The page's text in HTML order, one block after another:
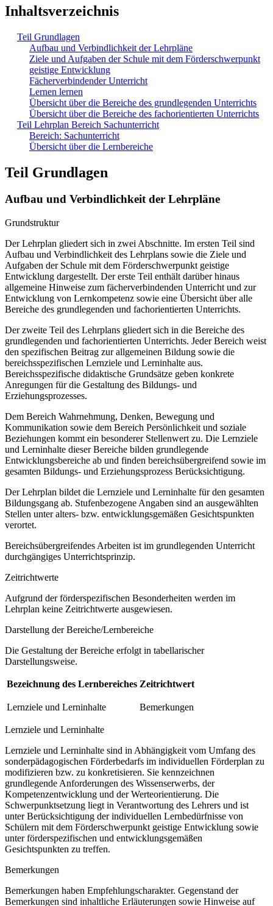
Inhaltsverzeichnis
Teil Grundlagen
Aufbau und Verbindlichkeit der Lehrpläne
Ziele und Aufgaben der Schule mit dem Förderschwerpunkt
geistige Entwicklung
Fächerverbindender Unterricht
Lernen lernen
Übersicht über die Bereiche des grundlegenden Unterrichts
Übersicht über die Bereiche des fachorientierten Unterrichts
Teil Lehrplan Bereich Sachunterricht
Bereich: Sachunterricht
Übersicht über die Lernbereiche
Teil Grundlagen
Aufbau und Verbindlichkeit der Lehrpläne
Grundstruktur
Der Lehrplan gliedert sich in zwei Abschnitte. Im ersten Teil sind
Aufbau und Verbindlichkeit des Lehrplans sowie die Ziele und
Aufgaben der Schule mit dem Förderschwerpunkt geistige
Entwicklung dargestellt. Der erste Teil enthält darüber hinaus
allgemeine Hinweise zum fächerverbindenden Unterricht und zur
Entwicklung von Lernkompetenz sowie eine Übersicht über alle
Bereiche des grundlegenden und fachorientierten Unterrichts.
Der zweite Teil des Lehrplans gliedert sich in die Bereiche des
grundlegenden und fachorientierten Unterrichts. Jeder Bereich weist
den spezifischen Beitrag zur allgemeinen Bildung sowie die
bereichsspezifischen Lernziele und Lerninhalte aus.
Bereichsspezifische didaktische Grundsätze geben konkrete
Anregungen für die Gestaltung des Bildungs- und
Erziehungsprozesses.
Dem Bereich Wahrnehmung, Denken, Bewegung und
Kommunikation sowie dem Bereich Persönlichkeit und soziale
Beziehungen kommt ein besonderer Stellenwert zu. Die Lernziele
und Lerninhalte dieser Bereiche bilden grundlegende
Entwicklungsbereiche ab und finden bereichsübergreifend sowie im
gesamten Bildungs- und Erziehungsprozess Berücksichtigung.
Der Lehrplan bildet die Lernziele und Lerninhalte für den gesamten
Bildungsgang ab. Stufenbezogene Angaben sind an ausgewählten
Stellen unter alters- bzw. entwicklungsgemäßen Gesichtspunkten
verortet.
Bereichsübergreifendes Arbeiten ist im grundlegenden Unterricht
durchgängiges Unterrichtsprinzip.
Zeitrichtwerte
Aufgrund der förderspezifischen Besonderheiten werden im
Lehrplan keine Zeitrichtwerte ausgewiesen.
Darstellung der Bereiche/Lernbereiche
Die Gestaltung der Bereiche erfolgt in tabellarischer
Darstellungsweise.
Bezeichnung des Lernbereiches Zeitrichtwert
Lernziele und Lerninhalte Bemerkungen
Lernziele und Lerninhalte
Lernziele und Lerninhalte sind in Abhängigkeit vom Umfang des
sonderpädagogischen Förderbedarfs im individuellen Förderplan zu
modifizieren bzw. zu konkretisieren. Sie kennzeichnen
grundlegende Anforderungen des Wissenserwerbs, der
Kompetenzentwicklung und der Werteorientierung. Die
Schwerpunktsetzung liegt in Verantwortung des Lehrers und ist
unter Berücksichtigung der individuellen Lernbedürfnisse von
Schülern mit dem Förderschwerpunkt geistige Entwicklung sowie
unter förderspezifischen und entwicklungsgemäßen
Gesichtspunkten zu treffen.
Bemerkungen
Bemerkungen haben Empfehlungscharakter. Gegenstand der
Bemerkungen sind inhaltliche Erläuterungen sowie Hinweise auf